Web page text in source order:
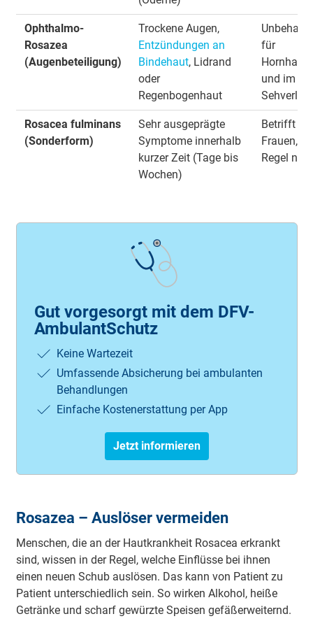
Ophthalmo-
Rosazea
(Augenbeteiligung)
Trockene Augen,
Entzündungen an
Bindehaut, Lidrand
oder
Regenbogenhaut
für
und im
Sehverlust
Rosacea fulminans
(Sonderform)
Sehr ausgeprägte
Symptome innerhalb
kurzer Zeit (Tage bis
Wochen)
Betrifft
Frauen,
Regel nur
Gut vorgesorgt mit dem DFV-
AmbulantSchutz
Keine Wartezeit
Umfassende Absicherung bei ambulanten
Behandlungen
Einfache Kostenerstattung per App
Jetzt informieren
Rosazea – Auslöser vermeiden
Menschen, die an der Hautkrankheit Rosacea erkrankt
sind, wissen in der Regel, welche Einflüsse bei ihnen
einen neuen Schub auslösen. Das kann von Patient zu
Patient unterschiedlich sein. So wirken Alkohol, heiße
Getränke und scharf gewürzte Speisen gefäßerweiternd.